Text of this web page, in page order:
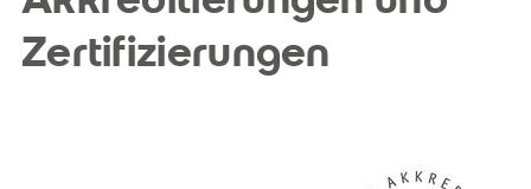
Zertifizierungen